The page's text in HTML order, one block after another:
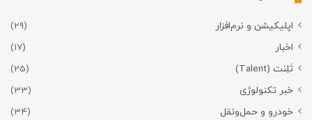
اپلیکیشن و نرم‌افزار
(29)
اخبار
(17)
تَلِنت (Talent)
(25)
خبر تکنولوژی
(33)
خودرو و حمل‌و‌نقل
(34)